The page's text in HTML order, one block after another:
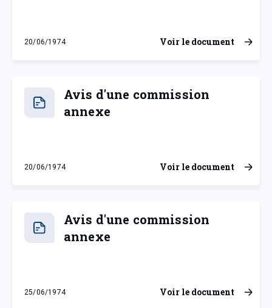
20/06/1974
jeudi 20 juin 1974
Voir le document
Avis d'une commission
annexe
20/06/1974
jeudi 20 juin 1974
Voir le document
Avis d'une commission
annexe
25/06/1974
mardi 25 juin 1974
Voir le document